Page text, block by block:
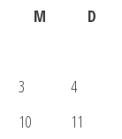
M
D
3
4
10
11